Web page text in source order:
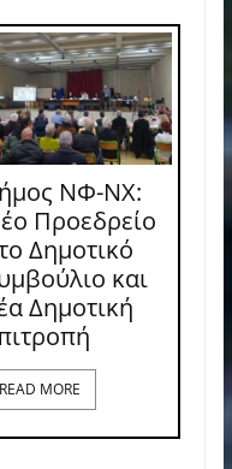
ΝΦ-ΝΧ:
Προεδρείο
Δημοτικό
και
Δημοτική
READ MORE